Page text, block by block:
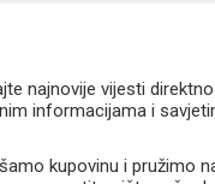
najnovije vijesti
informacijama i
kupovinu i pružimo